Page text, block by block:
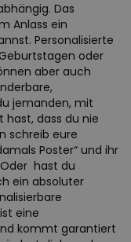
Das
Anlass ein
Personalisierte
oder
aber auch
jemanden, mit
hast, dass du nie
schreib eure
Poster“ und ihr
hast du
ein absoluter
eine
kommt garantiert